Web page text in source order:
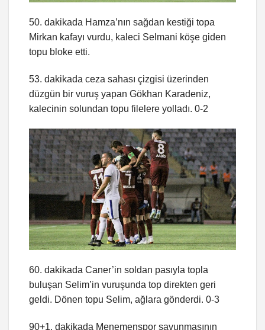
50. dakikada Hamza’nın sağdan kestiği topa
Mirkan kafayı vurdu, kaleci Selmani köşe giden
topu bloke etti.
53. dakikada ceza sahası çizgisi üzerinden
düzgün bir vuruş yapan Gökhan Karadeniz,
kalecinin solundan topu filelere yolladı. 0-2
60. dakikada Caner’in soldan pasıyla topla
buluşan Selim’in vuruşunda top direkten geri
geldi. Dönen topu Selim, ağlara gönderdi. 0-3
90+1. dakikada Menemenspor savunmasının